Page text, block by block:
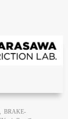
BRAKE-